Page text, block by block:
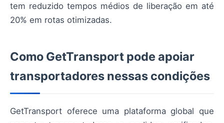
tem reduzido tempos médios de liberação em até
20% em rotas otimizadas.
Como GetTransport pode apoiar
transportadores nessas condições
GetTransport oferece uma plataforma global que